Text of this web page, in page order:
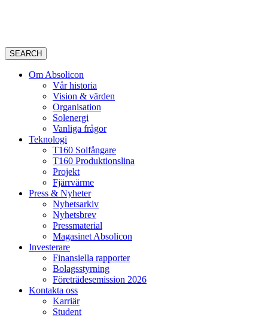
SEARCH
Om Absolicon
Vår historia
Vision & värden
Organisation
Solenergi
Vanliga frågor
Teknologi
T160 Solfångare
T160 Produktionslina
Projekt
Fjärrvärme
Press & Nyheter
Nyhetsarkiv
Nyhetsbrev
Pressmaterial
Magasinet Absolicon
Investerare
Finansiella rapporter
Bolagsstyrning
Företrädesemission 2026
Kontakta oss
Karriär
Student